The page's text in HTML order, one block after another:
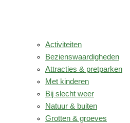
Activiteiten
Bezienswaardigheden
Attracties & pretparken
Met kinderen
Bij slecht weer
Natuur & buiten
Grotten & groeves